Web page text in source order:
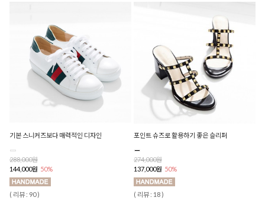
기본 스니커즈보다 매력적인 디자인
288,000원
144,000원 50%
( 리뷰 : 90 )
포인트 슈즈로 활용하기 좋은 슬리퍼
274,000원
137,000원 50%
( 리뷰 : 18 )